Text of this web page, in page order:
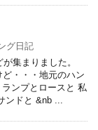
グ日記
集まりました。
・・・地元のハン
ンプとロースと 私
ンドと &nb ...